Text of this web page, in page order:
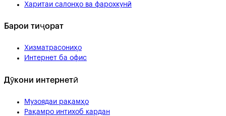
Харитаи салонҳо ва фарохкунӣ
Барои тиҷорат
Хизматрасониҳо
Интернет ба офис
Дӯкони интернетӣ
Музоядаи рақамҳо
Рақамро интихоб кардан